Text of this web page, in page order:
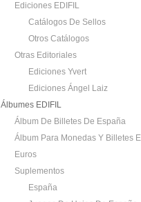
Ediciones EDIFIL
Catálogos De Sellos
Otros Catálogos
Otras Editoriales
Ediciones Yvert
Ediciones Ángel Laiz
Álbumes EDIFIL
Álbum De Billetes De España
Álbum Para Monedas Y Billetes
Euros
Suplementos
España